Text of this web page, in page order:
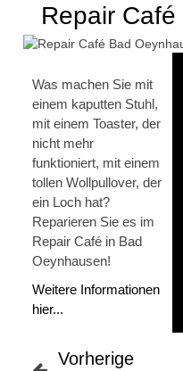
Repair Café
Was machen Sie mit
einem kaputten Stuhl,
mit einem Toaster, der
nicht mehr
funktioniert, mit einem
tollen Wollpullover, der
ein Loch hat?
Reparieren Sie es im
Repair Café in Bad
Oeynhausen!
Weitere Informationen
hier...
Vorherige